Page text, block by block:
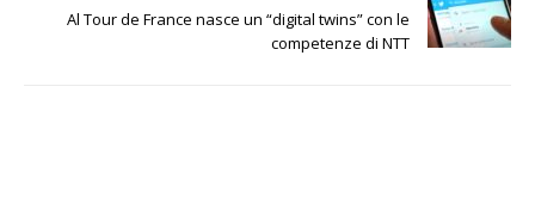
Al Tour de France nasce un “digital twins” con le
competenze di NTT